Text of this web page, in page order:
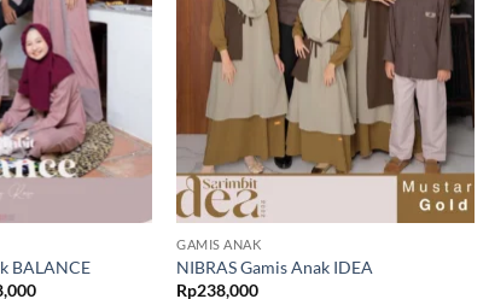
BALANCE
Rentang
GAMIS ANAK
NIBRAS Gamis Anak IDEA
Rp238,000